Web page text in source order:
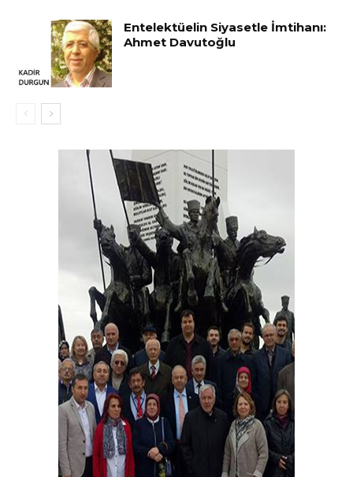
Entelektüelin Siyasetle İmtihanı:
Ahmet Davutoğlu